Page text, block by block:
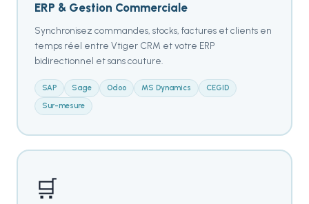
ERP & Gestion Commerciale
Synchronisez commandes, stocks, factures et clients en
temps réel entre Vtiger CRM et votre ERP
bidirectionnel et sans couture.
SAP Sage Odoo MS Dynamics
CEGID
Sur-mesure
🛒